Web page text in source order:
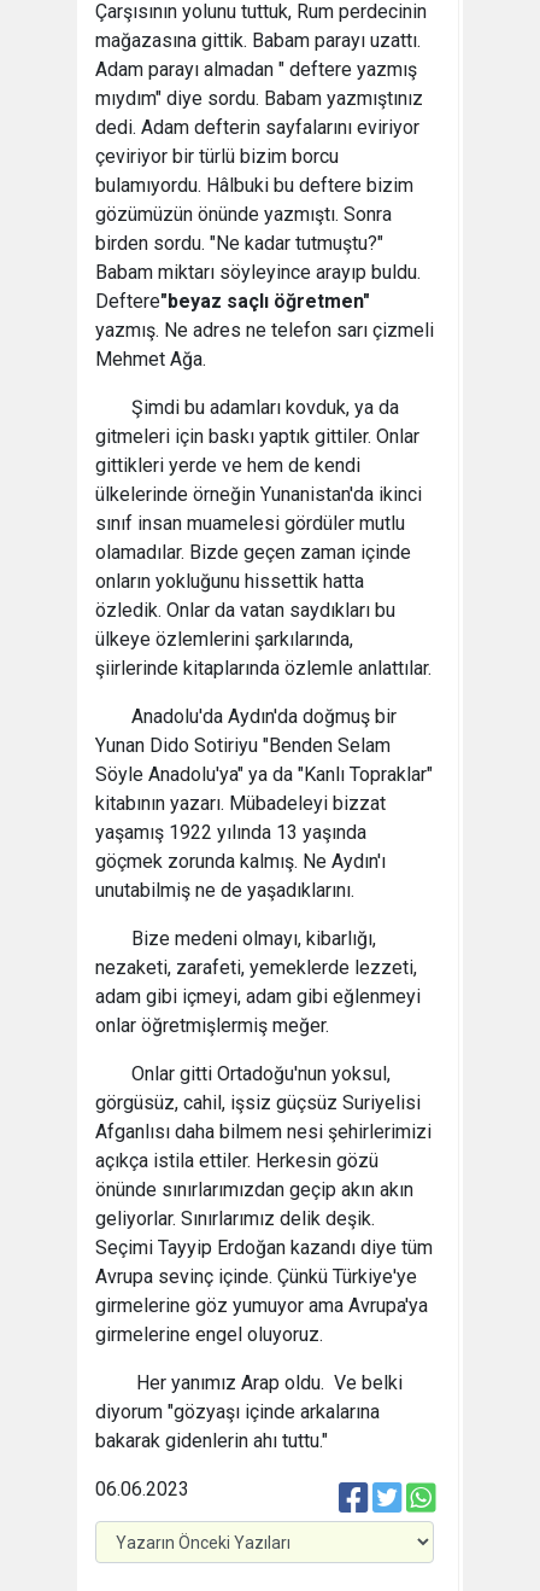
Çarşısının yolunu tuttuk, Rum perdecinin
mağazasına gittik. Babam parayı uzattı.
Adam parayı almadan " deftere yazmış
mıydım" diye sordu. Babam yazmıştınız
dedi. Adam defterin sayfalarını eviriyor
çeviriyor bir türlü bizim borcu
bulamıyordu. Hâlbuki bu deftere bizim
gözümüzün önünde yazmıştı. Sonra
birden sordu. "Ne kadar tutmuştu?"
Babam miktarı söyleyince arayıp buldu.
Deftere"beyaz saçlı öğretmen"
yazmış. Ne adres ne telefon sarı çizmeli
Mehmet Ağa.
Şimdi bu adamları kovduk, ya da
gitmeleri için baskı yaptık gittiler. Onlar
gittikleri yerde ve hem de kendi
ülkelerinde örneğin Yunanistan'da ikinci
sınıf insan muamelesi gördüler mutlu
olamadılar. Bizde geçen zaman içinde
onların yokluğunu hissettik hatta
özledik. Onlar da vatan saydıkları bu
ülkeye özlemlerini şarkılarında,
şiirlerinde kitaplarında özlemle anlattılar.
Anadolu'da Aydın'da doğmuş bir
Yunan Dido Sotiriyu "Benden Selam
Söyle Anadolu'ya" ya da "Kanlı Topraklar"
kitabının yazarı. Mübadeleyi bizzat
yaşamış 1922 yılında 13 yaşında
göçmek zorunda kalmış. Ne Aydın'ı
unutabilmiş ne de yaşadıklarını.
Bize medeni olmayı, kibarlığı,
nezaketi, zarafeti, yemeklerde lezzeti,
adam gibi içmeyi, adam gibi eğlenmeyi
onlar öğretmişlermiş meğer.
Onlar gitti Ortadoğu'nun yoksul,
görgüsüz, cahil, işsiz güçsüz Suriyelisi
Afganlısı daha bilmem nesi şehirlerimizi
açıkça istila ettiler. Herkesin gözü
önünde sınırlarımızdan geçip akın akın
geliyorlar. Sınırlarımız delik deşik.
Seçimi Tayyip Erdoğan kazandı diye tüm
Avrupa sevinç içinde. Çünkü Türkiye'ye
girmelerine göz yumuyor ama Avrupa'ya
girmelerine engel oluyoruz.
Her yanımız Arap oldu. Ve belki
diyorum "gözyaşı içinde arkalarına
bakarak gidenlerin ahı tuttu."
06.06.2023